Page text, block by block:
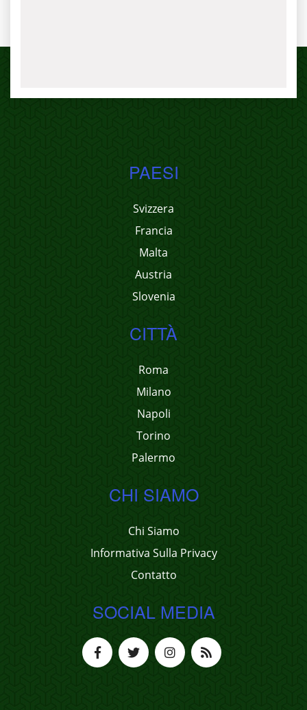
PAESI
Svizzera
Francia
Malta
Austria
Slovenia
CITTÀ
Roma
Milano
Napoli
Torino
Palermo
CHI SIAMO
Chi Siamo
Informativa Sulla Privacy
Contatto
SOCIAL MEDIA